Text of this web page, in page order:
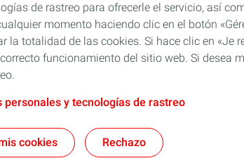
y Condiciones Generales de Uso (CGU)
de rastreo para ofrecerle el servicio, así
momento haciendo clic en el botón
la totalidad de las cookies. Si hace clic en
funcionamiento del sitio web. Si
y tecnologías de rastreo
cookies Rechazo